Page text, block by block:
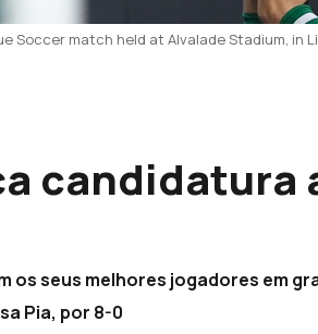
Soccer match held at Alvalade Stadium, in
candidatura
os seus melhores jogadores em
Pia, por 8-0